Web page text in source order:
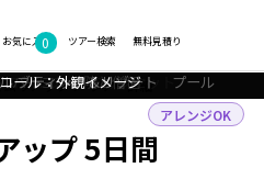
お気に入り
0 無料見積り
ツアー検索
リアップ ツアー詳細
ップ 5日間
アレンジOK
ールワットのサンセット
バイヨン寺院と僧侶
ブティック＆リゾート プール
ール：外観イメージ
フォトギャラリー